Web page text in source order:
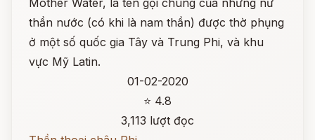
Mother Water, là tên gọi chung của những nữ
thần nước (có khi là nam thần) được thờ phụng
ở một số quốc gia Tây và Trung Phi, và khu
vực Mỹ Latin.
01-02-2020
⭐ 4.8
3,113 lượt đọc